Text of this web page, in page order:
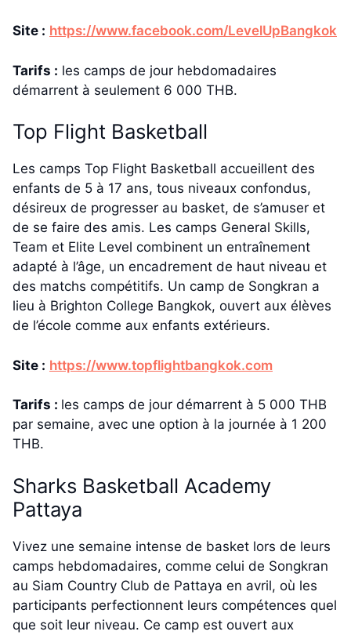
Site : https://www.facebook.com/LevelUpBangkok
Tarifs : les camps de jour hebdomadaires
démarrent à seulement 6 000 THB.
Top Flight Basketball
Les camps Top Flight Basketball accueillent des
enfants de 5 à 17 ans, tous niveaux confondus,
désireux de progresser au basket, de s’amuser et
de se faire des amis. Les camps General Skills,
Team et Elite Level combinent un entraînement
adapté à l’âge, un encadrement de haut niveau et
des matchs compétitifs. Un camp de Songkran a
lieu à Brighton College Bangkok, ouvert aux élèves
de l’école comme aux enfants extérieurs.
Site : https://www.topflightbangkok.com
Tarifs : les camps de jour démarrent à 5 000 THB
par semaine, avec une option à la journée à 1 200
THB.
Sharks Basketball Academy
Pattaya
Vivez une semaine intense de basket lors de leurs
camps hebdomadaires, comme celui de Songkran
au Siam Country Club de Pattaya en avril, où les
participants perfectionnent leurs compétences quel
que soit leur niveau. Ce camp est ouvert aux